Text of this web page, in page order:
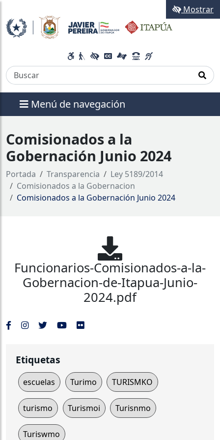
Menú de navegación
Mostrar
Comisionados a la
Gobernación Junio 2024
Portada Transparencia
Ley 5189/2014
Comisionados a la Gobernacion
Comisionados a la Gobernación Junio 2024
Funcionarios-Comisionados-a-la-
Gobernacion-de-Itapua-Junio-
2024.pdf
Etiquetas
escuelas Turimo TURISMKO
turismo Turismoi Turisnmo
Turiswmo